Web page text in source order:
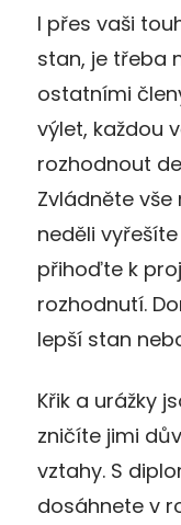
I přes vaši
stan, je třeba
ostatními
výlet, každou
rozhodnout
Zvládněte
neděli
přihoďte k
rozhodnutí.
lepší stan
Křik a urážky
zničíte jimi
vztahy. S
dosáhnete v